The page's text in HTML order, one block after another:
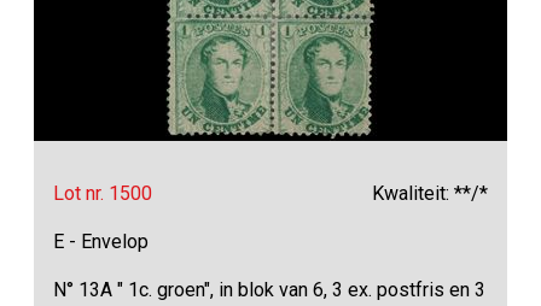
Lot nr. 1500 Kwaliteit: **/*
E - Envelop
N° 13A " 1c. groen", in blok van 6, 3 ex. postfris en 3